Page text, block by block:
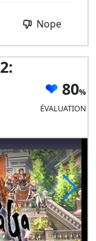
Nope
80
ÉVALUATION
Romancing SaGa